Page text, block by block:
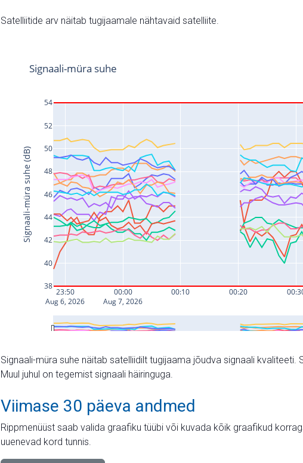
Satelliitide arv näitab tugijaamale nähtavaid satelliite.
Signaali-müra suhe näitab satelliidilt tugijaama jõudva signaali
Muul juhul on tegemist signaali häiringuga.
Viimase 30 päeva andmed
Rippmenüüst saab valida graafiku tüübi või kuvada kõik graafikud
uuenevad kord tunnis.